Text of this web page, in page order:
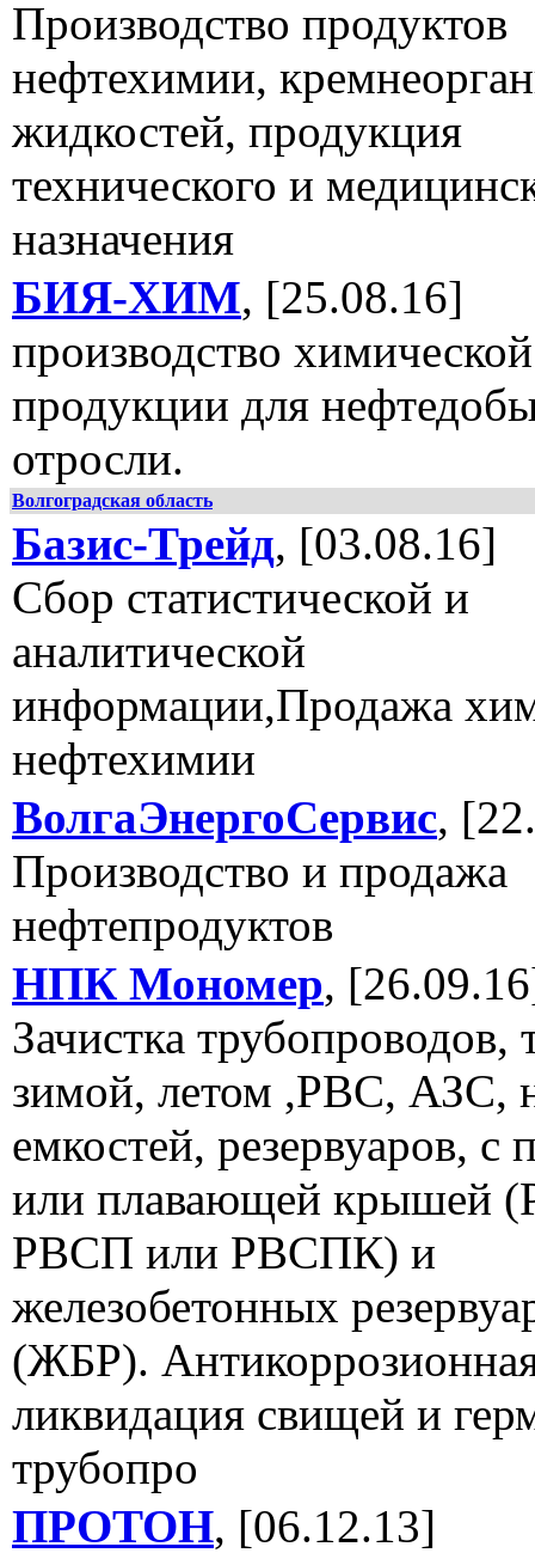
Производство продуктов
нефтехимии,
жидкостей, продукция
технического и
назначения
БИЯ-ХИМ, [25.08.16]
производство химической
продукции для
отросли.
Волгоградская область
Базис-Трейд, [03.08.16]
Сбор статистической и
аналитической
информации,Продажа
нефтехимии
ВолгаЭнергоСервис,
Производство и продажа
нефтепродуктов
НПК Мономер,
Зачистка трубопроводов,
зимой, летом ,РВС, АЗС,
емкостей, резервуаров, с
или плавающей крышей
РВСП или РВСПК) и
железобетонных
(ЖБР).
ликвидация свищей и
трубопро
ПРОТОН, [06.12.13]